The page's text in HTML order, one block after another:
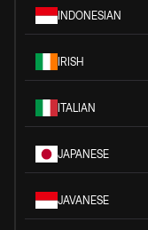
INDONESIAN
IRISH
ITALIAN
JAPANESE
JAVANESE